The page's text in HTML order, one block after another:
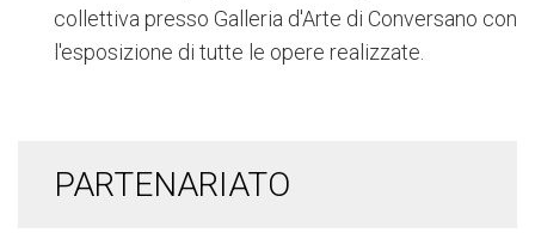
collettiva presso Galleria d'Arte di Conversano con
l'esposizione di tutte le opere realizzate.
PARTENARIATO